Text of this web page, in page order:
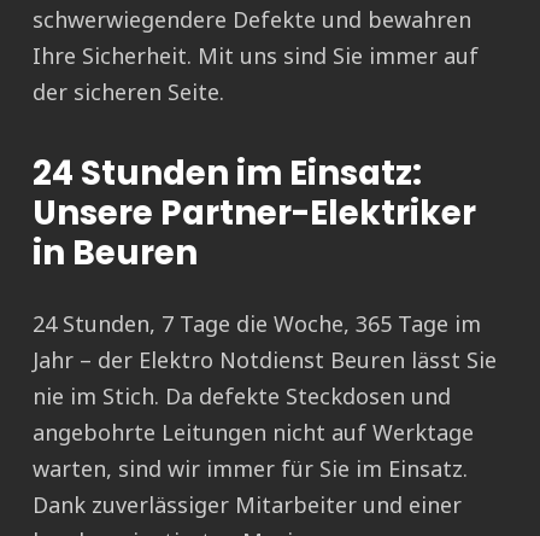
schwerwiegendere Defekte und bewahren
Ihre Sicherheit. Mit uns sind Sie immer auf
der sicheren Seite.
24 Stunden im Einsatz:
Unsere Partner-Elektriker
in Beuren
24 Stunden, 7 Tage die Woche, 365 Tage im
Jahr – der Elektro Notdienst Beuren lässt Sie
nie im Stich. Da defekte Steckdosen und
angebohrte Leitungen nicht auf Werktage
warten, sind wir immer für Sie im Einsatz.
Dank zuverlässiger Mitarbeiter und einer